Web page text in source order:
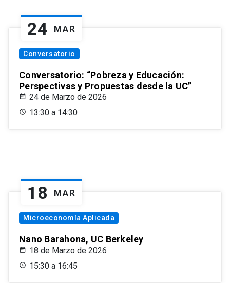
24 MAR
Conversatorio
Conversatorio: “Pobreza y Educación:
Perspectivas y Propuestas desde la UC”
24 de Marzo de 2026
13:30 a 14:30
18 MAR
Microeconomía Aplicada
Nano Barahona, UC Berkeley
18 de Marzo de 2026
15:30 a 16:45